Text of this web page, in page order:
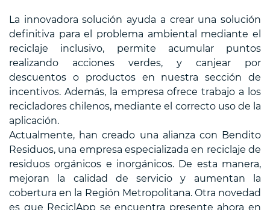
La innovadora solución ayuda a crear una solución
definitiva para el problema ambiental mediante el
reciclaje inclusivo, permite acumular puntos
realizando acciones verdes, y canjear por
descuentos o productos en nuestra sección de
incentivos. Además, la empresa ofrece trabajo a los
recicladores chilenos, mediante el correcto uso de la
aplicación.
Actualmente, han creado una alianza con Bendito
Residuos, una empresa especializada en reciclaje de
residuos orgánicos e inorgánicos. De esta manera,
mejoran la calidad de servicio y aumentan la
cobertura en la Región Metropolitana. Otra novedad
es que ReciclApp se encuentra presente ahora en